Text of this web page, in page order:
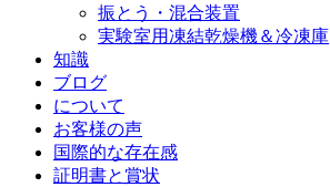
振とう・混合装置
実験室用凍結乾燥機＆冷凍庫
知識
ブログ
について
お客様の声
国際的な存在感
証明書と賞状